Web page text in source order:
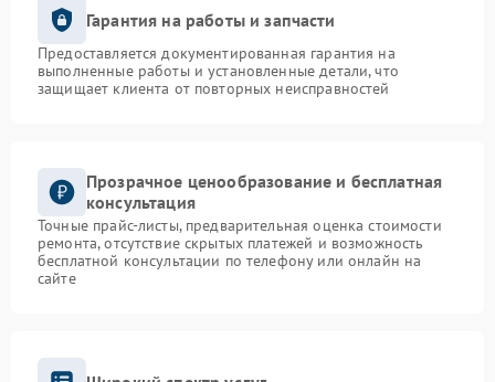
Гарантия на работы и запчасти
Предоставляется документированная гарантия на
выполненные работы и установленные детали, что
защищает клиента от повторных неисправностей
Прозрачное ценообразование и бесплатная
консультация
Точные прайс-листы, предварительная оценка стоимости
ремонта, отсутствие скрытых платежей и возможность
бесплатной консультации по телефону или онлайн на
сайте